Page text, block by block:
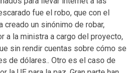
fue el robo, que con el
creado un sinónimo de robar,
a la ministra a cargo del proyecto,
sin rendir cuentas sobre cómo se
de dólares.. Otro es el caso de